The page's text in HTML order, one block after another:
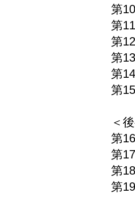
第
第
第
第
第
第
＜
第
第
第
第